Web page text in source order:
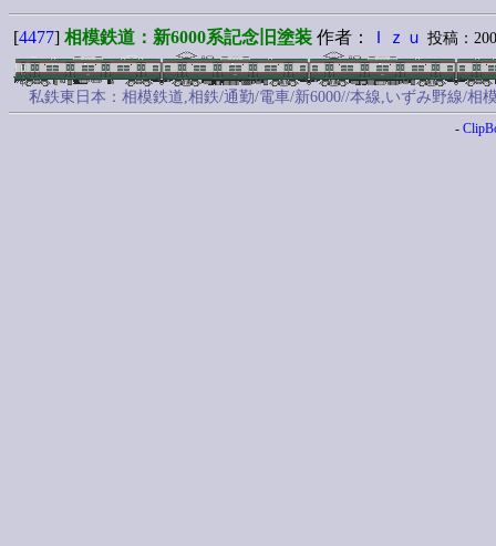
[4477] 相模鉄道：新6000系記念旧塗装 作者： Ｉｚｕ 投稿：
私鉄東日本：相模鉄道,相鉄/通勤/電車/新6000//本線,いずみ野線/相
-